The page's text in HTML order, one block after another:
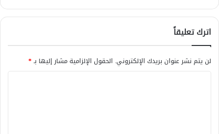
اترك تعليقاً
لن يتم نشر عنوان بريدك الإلكتروني. الحقول الإلزامية مشار إليها بـ*